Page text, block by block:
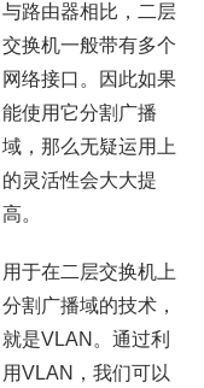
与路由器相比，二层
交换机一般带有多个
网络接口。因此如果
能使用它分割广播
域，那么无疑运用上
的灵活性会大大提
高。
用于在二层交换机上
分割广播域的技术，
就是VLAN。通过利
用VLAN，我们可以